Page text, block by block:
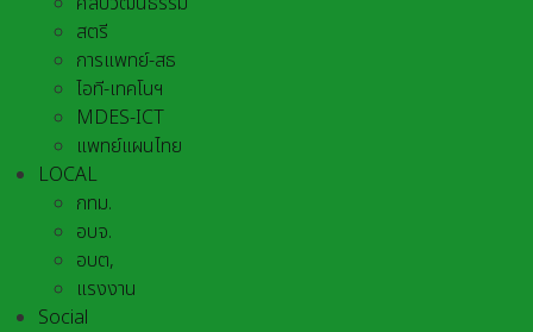
สตรี
การแพทย์-สธ
ไอที-เทคโนฯ
MDES-ICT
แพทย์แผนไทย
LOCAL
กทม.
อบจ.
อบต,
แรงงาน
Social